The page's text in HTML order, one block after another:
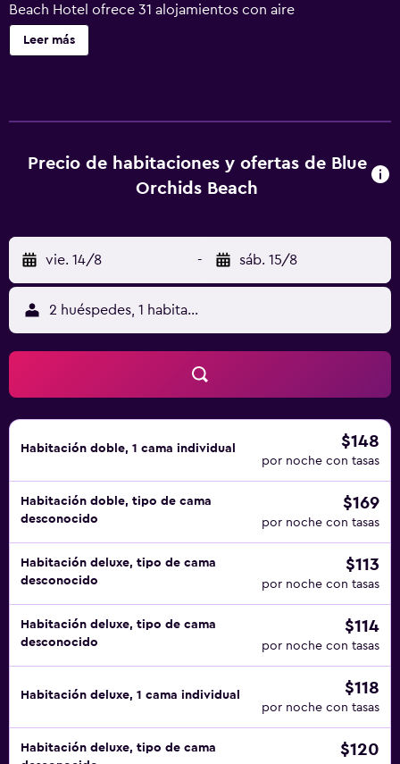
Beach Hotel ofrece 31 alojamientos con aire
acondicionado, caja fuerte y cafetera y tetera. Las
habitaciones disponen de balcón o patio. Se ofrece una
cocina. Los baños están equipados con bañera o ducha
con bañera profunda y cabezal de ducha tipo lluvia,
gratis. Los servicios para las personas de negocios
incluyen escritorio y teléfono; se ofrecen llamadas locales
gratuitas (pueden existir restricciones). Las habitaciones
también incluyen tabla de planchar con plancha y cortinas
opacas. Se ofrece servicio de limpieza todos los días y es
posible solicitar masajes en la habitación. Los servicios de
ocio y esparcimiento en este hotel incluyen una piscina al
aire libre y gimnasio abierto las 24 horas. Se pueden
practicar las actividades de ocio y esparcimiento que se
alojamiento (es posible que se aplique un recargo).
Leer más
Precio de habitaciones y ofertas de Blue
Orchids Beach
vie. 14/8 - sáb. 15/8
2 huéspedes, 1 habitación
Habitación doble, 1 cama individual $148
por noche con tasas
Habitación doble, tipo de cama
desconocido
$169
por noche con tasas
Habitación deluxe, tipo de cama
desconocido
$113
por noche con tasas
Habitación deluxe, tipo de cama
desconocido
$114
por noche con tasas
Habitación deluxe, 1 cama individual $118
por noche con tasas
Habitación deluxe, tipo de cama
$120